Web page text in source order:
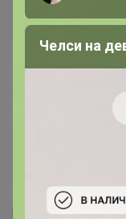
брюки «Крошка Я»
рост 80-86 см,
Челси на